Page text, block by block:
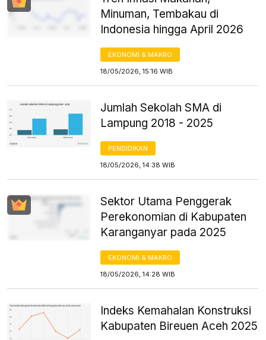
Minuman, Tembakau di
Indonesia hingga April 2026
EKONOMI & MAKRO
18/05/2026, 15:16 WIB
Jumlah Sekolah SMA di
Lampung 2018 - 2025
PENDIDIKAN
18/05/2026, 14:38 WIB
Sektor Utama Penggerak
Perekonomian di Kabupaten
Karanganyar pada 2025
EKONOMI & MAKRO
18/05/2026, 14:28 WIB
Indeks Kemahalan Konstruksi
Kabupaten Bireuen Aceh 2025